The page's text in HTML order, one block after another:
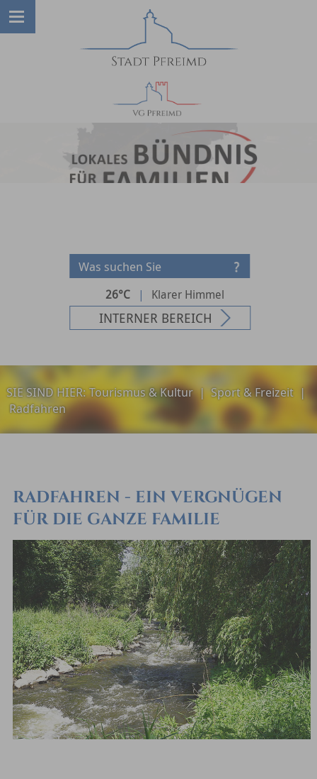
26°C | Klarer Himmel
INTERNER BEREICH
SIE SIND HIER:Tourismus & Kultur|Sport & Freizeit|
Radfahren
RADFAHREN - EIN VERGNÜGEN
FÜR DIE GANZE FAMILIE